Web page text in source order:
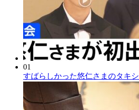
01
すばらしかった悠仁さまのタキ